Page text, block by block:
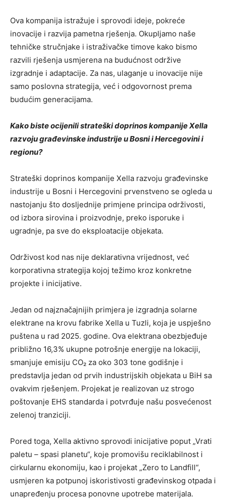
Ova kompanija istražuje i sprovodi ideje, pokreće
inovacije i razvija pametna rješenja. Okupljamo naše
tehničke stručnjake i istraživačke timove kako bismo
razvili rješenja usmjerena na budućnost održive
izgradnje i adaptacije. Za nas, ulaganje u inovacije nije
samo poslovna strategija, već i odgovornost prema
budućim generacijama.
Kako biste ocijenili strateški doprinos kompanije Xella
razvoju građevinske industrije u Bosni i Hercegovini i
regionu?
Strateški doprinos kompanije Xella razvoju građevinske
industrije u Bosni i Hercegovini prvenstveno se ogleda u
nastojanju što dosljednije primjene principa održivosti,
od izbora sirovina i proizvodnje, preko isporuke i
ugradnje, pa sve do eksploatacije objekata.
Održivost kod nas nije deklarativna vrijednost, već
korporativna strategija kojoj težimo kroz konkretne
projekte i inicijative.
Jedan od najznačajnijih primjera je izgradnja solarne
elektrane na krovu fabrike Xella u Tuzli, koja je uspješno
puštena u rad 2025. godine. Ova elektrana obezbjeđuje
približno 16,3% ukupne potrošnje energije na lokaciji,
smanjuje emisiju CO₂ za oko 303 tone godišnje i
predstavlja jedan od prvih industrijskih objekata u BiH sa
ovakvim rješenjem. Projekat je realizovan uz strogo
poštovanje EHS standarda i potvrđuje našu posvećenost
zelenoj tranziciji.
Pored toga, Xella aktivno sprovodi inicijative poput „Vrati
paletu – spasi planetu“, koje promovišu reciklabilnost i
cirkularnu ekonomiju, kao i projekat „Zero to Landfill“,
usmjeren ka potpunoj iskoristivosti građevinskog otpada i
unapređenju procesa ponovne upotrebe materijala.